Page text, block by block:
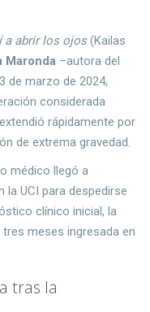
a abrir los ojos(Kailas
Maronda –autora del
de marzo de 2024,
considerada
rápidamente por
de extrema gravedad.
médico llegó a
la UCI para despedirse
clínico inicial, la
meses ingresada en
tras la